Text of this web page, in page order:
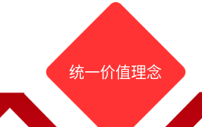
统一价值理念